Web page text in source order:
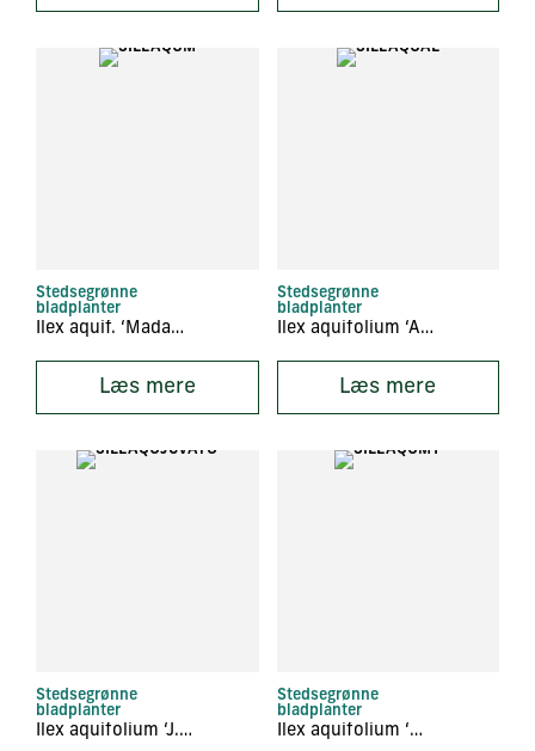
Stedsegrønne
bladplanter
Ilex aquif. ‘Madame briot
Læs mere
Stedsegrønne
bladplanter
Ilex aquifolium ‘Alaska’
Læs mere
Stedsegrønne
bladplanter
Ilex aquifolium ‘J.C. van Tol’
Stedsegrønne
bladplanter
Ilex aquifolium ‘Myrtifolia’